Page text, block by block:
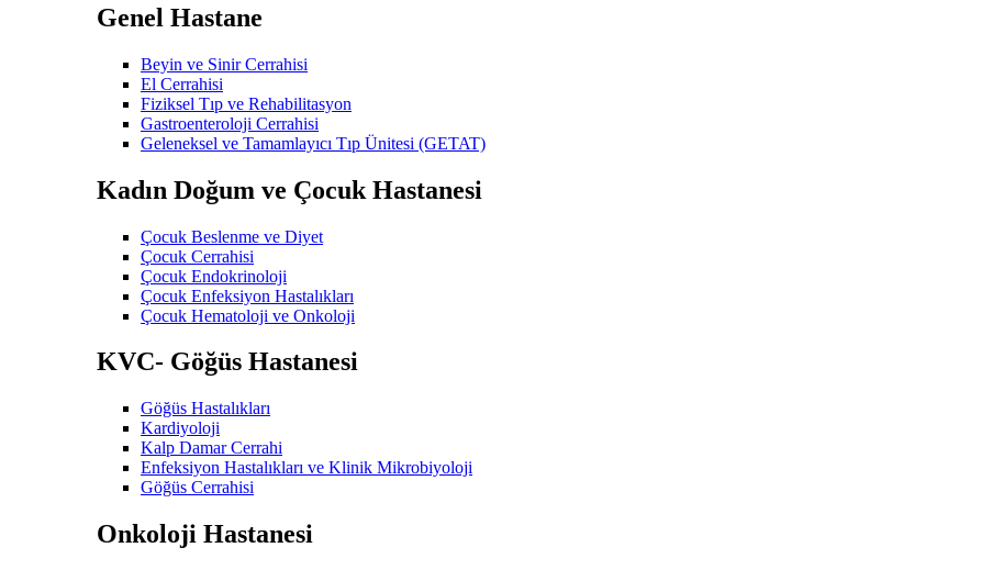
Genel Hastane
Beyin ve Sinir Cerrahisi
El Cerrahisi
Fiziksel Tıp ve Rehabilitasyon
Gastroenteroloji Cerrahisi
Geleneksel ve Tamamlayıcı Tıp Ünitesi (GETAT)
Kadın Doğum ve Çocuk Hastanesi
Çocuk Beslenme ve Diyet
Çocuk Cerrahisi
Çocuk Endokrinoloji
Çocuk Enfeksiyon Hastalıkları
Çocuk Hematoloji ve Onkoloji
KVC- Göğüs Hastanesi
Göğüs Hastalıkları
Kardiyoloji
Kalp Damar Cerrahi
Enfeksiyon Hastalıkları ve Klinik Mikrobiyoloji
Göğüs Cerrahisi
Onkoloji Hastanesi